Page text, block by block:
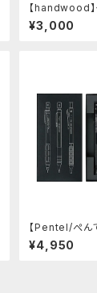
【handwood
ツ/カスタムグリップ (縦溝
ュラルミン)
¥3,000
【Pentel/ぺん
プペンシル 60
¥4,950